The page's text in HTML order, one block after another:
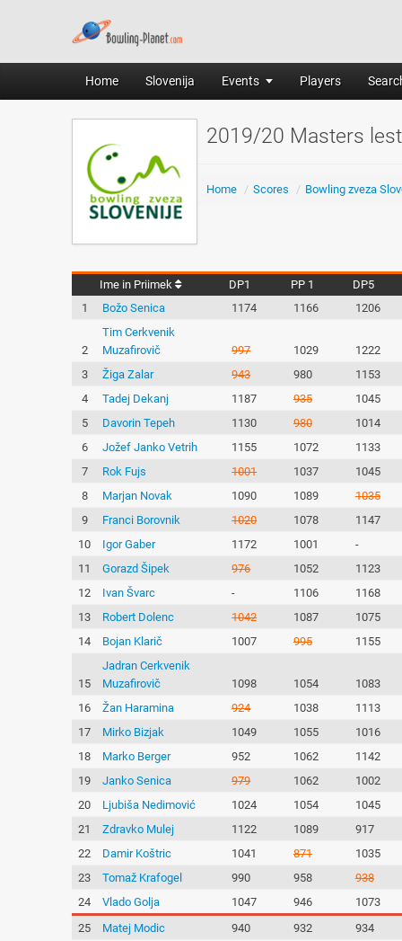
Home Slovenija Events Players
2019/20 Masters
Home / Scores / Bowling zveza
Ime in Priimek DP1 PP 1
DP5
1
Božo Senica 1174 1166 1206
2
Tim Cerkvenik
Muzafirovič
997 1029
1222
3
Žiga Zalar 943 980
1153
4
Tadej Dekanj 1187 935
1045
5
Davorin Tepeh 1130 980
1014
6
Jožef Janko Vetrih 1155 1072
1133
7
Rok Fujs 1001 1037
1045
8
Marjan Novak 1090 1089
1035
9
Franci Borovnik 1020 1078
1147
10
Igor Gaber 1172 1001
-
11
Gorazd Šipek 976 1052
1123
12
Ivan Švarc - 1106
1168
13
Robert Dolenc 1042 1087
1075
14
Bojan Klarič 1007 995 1155
15
Jadran Cerkvenik
Muzafirovič
1098 1054
1083
16
Žan Haramina 924 1038
1113
17
Mirko Bizjak 1049 1055
1016
18
Marko Berger 952 1062
1142
19
Janko Senica 979 1062
1002
20
Ljubiša Nedimović 1024 1054
1045
21
Zdravko Mulej 1122 1089
917
22
Damir Koštric 1041 871
1035
23
Tomaž Krafogel 990 958
938
24
Vlado Golja 1047 946
1073
25
Matej Modic 940 932
934